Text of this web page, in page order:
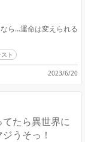
ら…運命は変えられる
ト
2023/6/20
たら異世界に
うそっ！